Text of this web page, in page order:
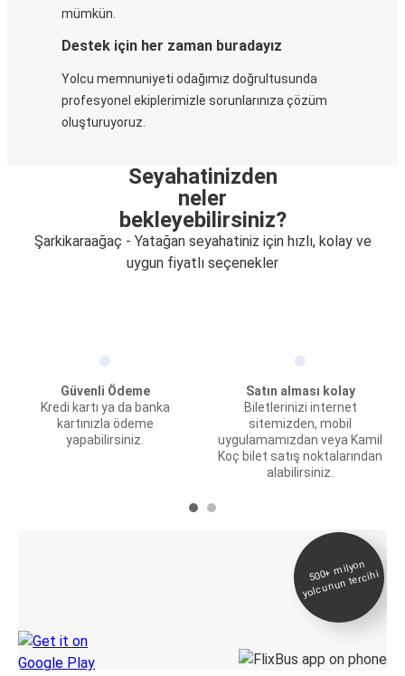
mümkün.
Destek için her zaman buradayız
Yolcu memnuniyeti odağımız doğrultusunda
profesyonel ekiplerimizle sorunlarınıza çözüm
oluşturuyoruz.
Seyahatinizden
neler
bekleyebilirsiniz?
Şarkikaraağaç - Yatağan seyahatiniz için hızlı, kolay ve
uygun fiyatlı seçenekler
Güvenli Ödeme
Kredi kartı ya da banka
kartınızla ödeme
yapabilirsiniz.
Satın alması kolay
Biletlerinizi internet
sitemizden, mobil
uygulamamızdan veya Kamil
Koç bilet satış noktalarından
alabilirsiniz.
500+
milyon
yolcunun tercihi